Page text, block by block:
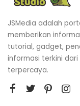
JSMedia adalah
memberikan
tutorial, gadget,
informasi terkini
terpercaya.